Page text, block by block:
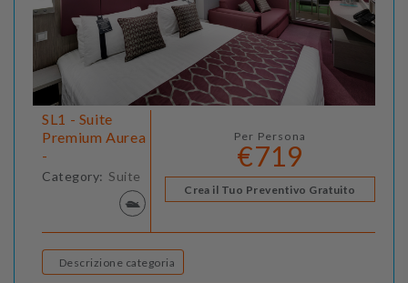
SL1 - Suite
Premium Aurea
-
Category: Suite
Per Persona
€719
Crea il Tuo Preventivo Gratuito
Descrizione categoria